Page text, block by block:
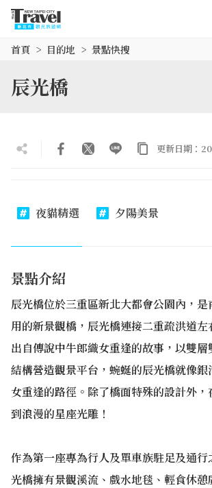
首頁 目的地 景點快搜
辰光橋
更新日期：
夜貓精選 夕陽美景
景點介紹
辰光橋位於三重區新北大都會公園內，
用的新景觀橋，辰光橋連接二重疏洪道
出自傳說中牛郎織女重逢的故事，以雙
結構營造觀景平台，蜿蜒的辰光橋就像
女重逢的路徑。除了橋面特殊的設計外
到浪漫的星座光雕！
作為第一座專為行人及單車族駐足及通
光橋擁有景觀溪流、戲水地毯、輕食休憩